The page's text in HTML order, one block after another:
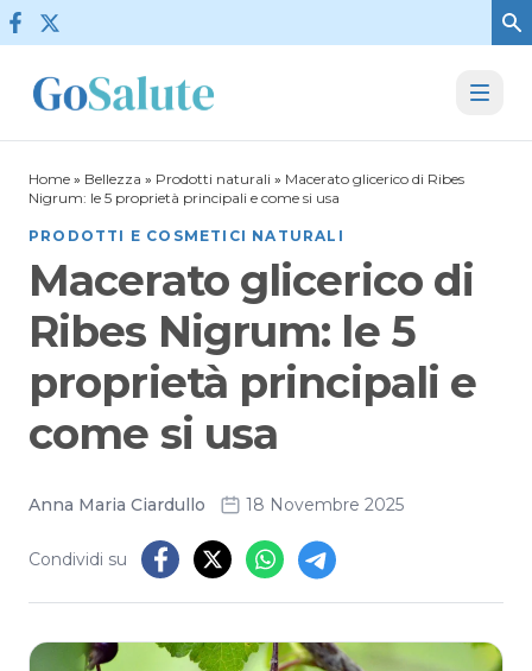
Vai al contenuto
Home » Bellezza » Prodotti naturali » Macerato glicerico di Ribes
Nigrum: le 5 proprietà principali e come si usa
PRODOTTI E COSMETICI NATURALI
Macerato glicerico di
Ribes Nigrum: le 5
proprietà principali e
come si usa
Anna Maria Ciardullo 18 Novembre 2025
Condividi su